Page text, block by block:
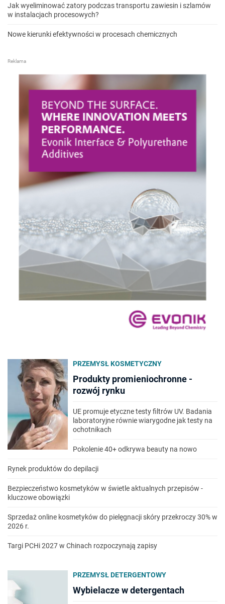
Jak wyeliminować zatory podczas transportu zawiesin i szlamów
w instalacjach procesowych?
Nowe kierunki efektywności w procesach chemicznych
PRZEMYSŁ KOSMETYCZNY
Produkty promieniochronne -
rozwój rynku
UE promuje etyczne testy filtrów UV. Badania
laboratoryjne równie wiarygodne jak testy na
ochotnikach
Pokolenie 40+ odkrywa beauty na nowo
Rynek produktów do depilacji
Bezpieczeństwo kosmetyków w świetle aktualnych przepisów -
kluczowe obowiązki
Sprzedaż online kosmetyków do pielęgnacji skóry przekroczy 30% w
2026 r.
Targi PCHi 2027 w Chinach rozpoczynają zapisy
PRZEMYSŁ DETERGENTOWY
Wybielacze w detergentach